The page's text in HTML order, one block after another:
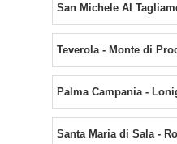
San Michele Al
Teverola - Monte di
Palma Campania -
Santa Maria di Sala -